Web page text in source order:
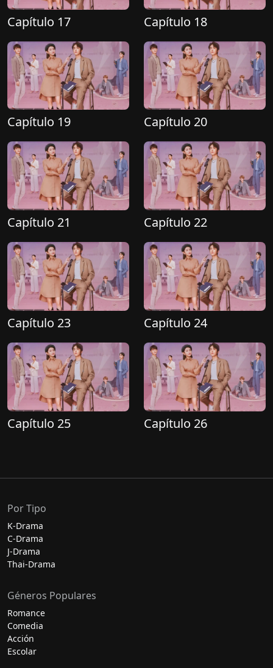
Capítulo 17 Capítulo 18
Capítulo 19 Capítulo 20
Capítulo 21 Capítulo 22
Capítulo 23 Capítulo 24
Capítulo 25 Capítulo 26
Por Tipo
K-Drama
C-Drama
J-Drama
Thai-Drama
Géneros Populares
Romance
Comedia
Acción
Escolar